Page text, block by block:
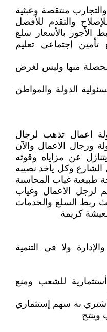
منتقصة وعبثية
والتقدم للأفضل
الأجور بالأسعار سلع
تأمين إجتماعي تعليم
منها وليس لغرض
الدولة والمواطن
اعمال تذهب لرجال
ورجال الاعمال والآن
عن مزاياه وقوته
الشارع وكل ياخد نصيبه
غياب المحاسبة
لرجل الاعمال وغياب
ربط السلع والخدمات
كريمة
ولا في التنمية
للشعب ومنع
به سهم إستثماري